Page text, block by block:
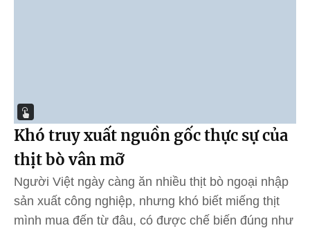
Khó truy xuất nguồn gốc thực sự của
thịt bò vân mỡ
Người Việt ngày càng ăn nhiều thịt bò ngoại nhập
sản xuất công nghiệp, nhưng khó biết miếng thịt
mình mua đến từ đâu, có được chế biến đúng như